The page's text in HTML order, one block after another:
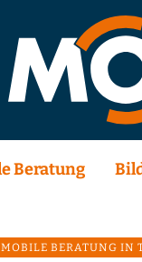
Beratung
MOBILE BERATUNG IN